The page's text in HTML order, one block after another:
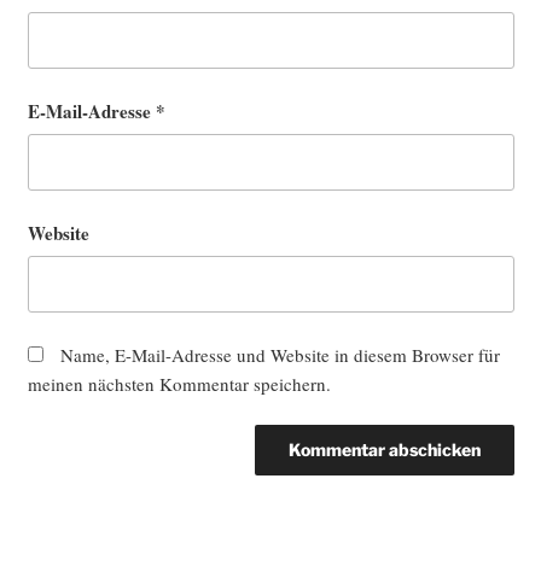
E-Mail-Adresse *
Website
Name, E-Mail-Adresse und Website in diesem Browser für
meinen nächsten Kommentar speichern.